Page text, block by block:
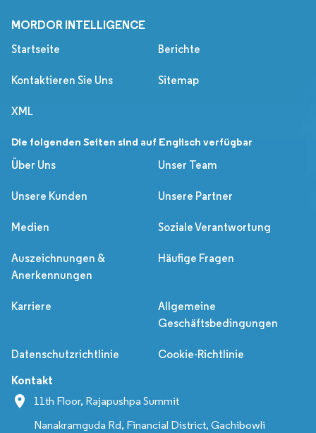
MORDOR INTELLIGENCE
Startseite Berichte
Kontaktieren Sie Uns Sitemap
XML
Die folgenden Seiten sind auf Englisch verfügbar
Über Uns
Unser Team
Unsere Kunden Unsere Partner
Medien Soziale Verantwortung
Auszeichnungen &
Anerkennungen
Häufige Fragen
Karriere
Allgemeine
Geschäftsbedingungen
Datenschutzrichtlinie Cookie-Richtlinie
Kontakt
11th Floor, Rajapushpa Summit
Nanakramguda Rd, Financial District, Gachibowli